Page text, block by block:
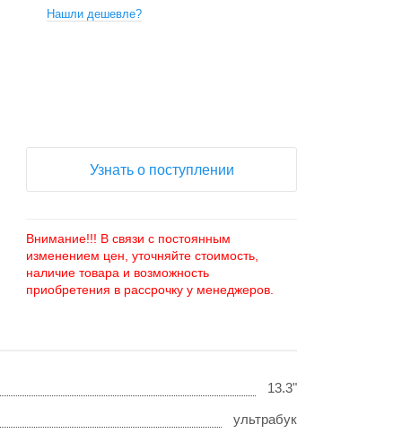
Нашли дешевле?
Узнать о поступлении
Внимание!!! В связи с постоянным
изменением цен, уточняйте стоимость,
наличие товара и возможность
приобретения в рассрочку у менеджеров.
13.3"
ультрабук